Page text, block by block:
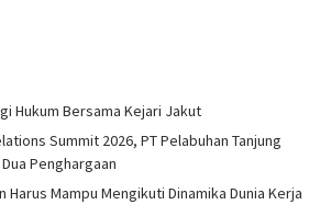
Hukum Bersama Kejari Jakut
Summit 2026, PT Pelabuhan Tanjung
Penghargaan
Mampu Mengikuti Dinamika Dunia Kerja